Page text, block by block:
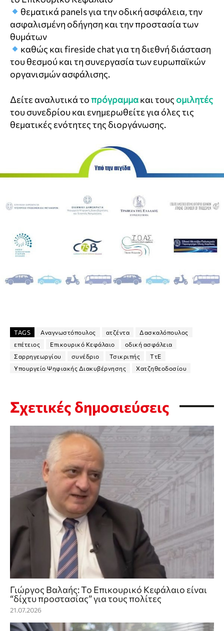
θεματικά panels για την οδική ασφάλεια, την
ασφαλισμένη οδήγηση και την προστασία των
θυμάτων
καθώς και fireside chat για τη διεθνή διάσταση
του θεσμού και τη συνεργασία των ευρωπαϊκών
οργανισμών ασφάλισης.
Δείτε αναλυτικά τοπρόγραμμακαι τους ομιλητές
του συνεδρίου και ενημερωθείτε για όλες τις
θεματικές ενότητες της διοργάνωσης.
TAGS Αναγνωστόπουλος ατζέντα
Δασκαλόπουλος
επέτειος
Επικουρικό Κεφάλαιο
οδική ασφάλεια
Σαρρηγεωργίου
συνέδριο Τσικριπής
ΤτΕ
Υπουργείο Ψηφιακής Διακυβέρνησης
Χατζηθεοδοσίου
Σχετικές δημοσιεύσεις
Γιώργος Βαλαής: Το Επικουρικό Κεφάλαιο είναι
“δίχτυ προστασίας” για τους πολίτες
21.07.2026